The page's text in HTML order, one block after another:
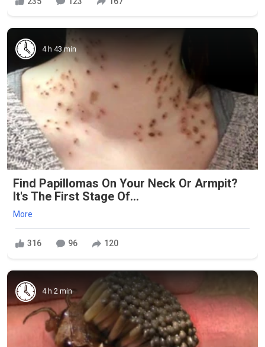
4 h 43 min
Find Papillomas On Your Neck Or Armpit?
It's The First Stage Of...
More
316 96 120
4 h 2 min